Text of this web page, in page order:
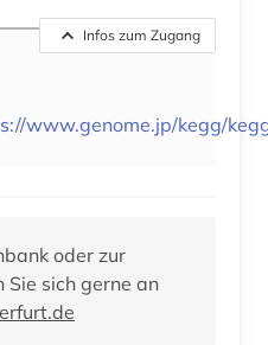
Infos zum Zugang
www.genome.jp/kegg/
oder zur
Sie sich gerne an